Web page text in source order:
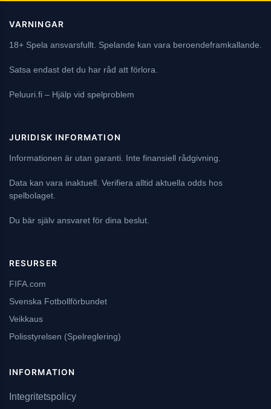
VARNINGAR
18+ Spela ansvarsfullt. Spelande kan vara beroendeframkallande.
Satsa endast det du har råd att förlora.
Peluuri.fi – Hjälp vid spelproblem
JURIDISK INFORMATION
Informationen är utan garanti. Inte finansiell rådgivning.
Data kan vara inaktuell. Verifiera alltid aktuella odds hos
spelbolaget.
Du bär själv ansvaret för dina beslut.
RESURSER
FIFA.com
Svenska Fotbollförbundet
Veikkaus
Polisstyrelsen (Spelreglering)
INFORMATION
Integritetspolicy